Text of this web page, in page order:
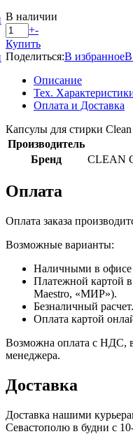
В наличии
+-
Купить
Поделиться:В избранноеВ
Описание
Тех.
Оплата и Доставка
Капсулы для стирки
Производитель
Бренд
CLEAN
Оплата
Оплата заказа
Возможные варианты:
Наличными в офисе
Платежной картой
Maestro, «МИР»).
Безналичный расчет.
Оплата картой
Возможна оплата с НДС,
менеджера.
Доставка
Доставка нашими
Севастополю в будни с